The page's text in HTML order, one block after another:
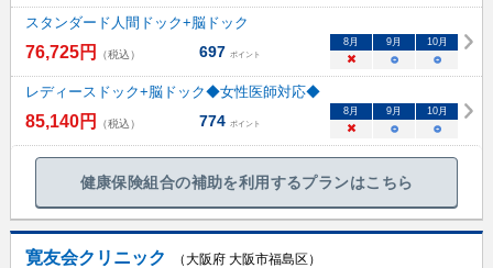
スタンダード人間ドック+脳ドック
76,725円 （税込） 697 ポイント
8月 9月 10月
× ○ ○
レディースドック+脳ドック◆女性医師対応◆
85,140円 （税込） 774 ポイント
8月 9月 10月
× ○ ○
健康保険組合の補助を利用するプランはこちら
寛友会クリニック
（大阪府 大阪市福島区）